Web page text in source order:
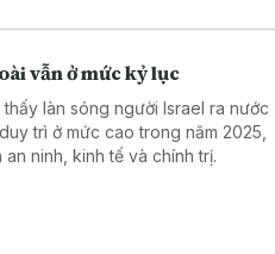
vẫn ở mức kỷ lục
làn sóng người Israel ra nước
trì ở mức cao trong năm 2025,
ninh, kinh tế và chính trị.